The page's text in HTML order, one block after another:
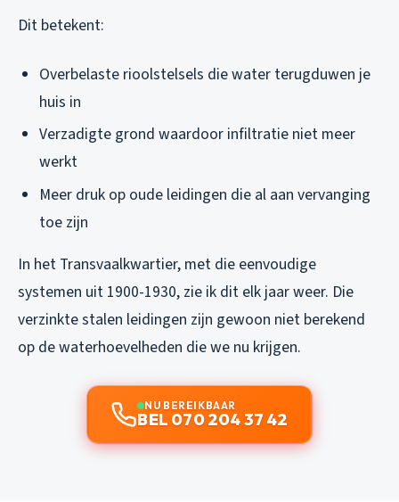
Dit betekent:
Overbelaste rioolstelsels die water terugduwen je
huis in
Verzadigte grond waardoor infiltratie niet meer
werkt
Meer druk op oude leidingen die al aan vervanging
toe zijn
In het Transvaalkwartier, met die eenvoudige
systemen uit 1900-1930, zie ik dit elk jaar weer. Die
verzinkte stalen leidingen zijn gewoon niet berekend
op de waterhoevelheden die we nu krijgen.
NU BEREIKBAAR
BEL 070 204 37 42